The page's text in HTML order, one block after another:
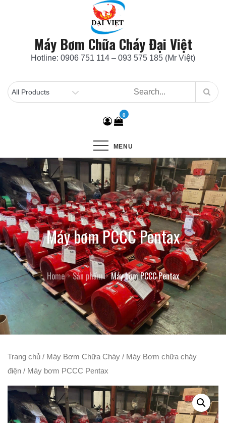
Máy Bơm Chữa Cháy Đại Việt
Hotline: 0906 751 114 – 093 575 185 (Mr Việt)
0
MENU
Máy bơm PCCC Pentax
Home Sản phẩm Máy bơm PCCC Pentax
Trang chủ / Máy Bơm Chữa Cháy / Máy Bơm chữa cháy
điện / Máy bơm PCCC Pentax